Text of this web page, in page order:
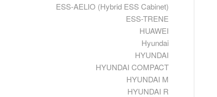
ESS-AELIO (Hybrid ESS Cabinet)
ESS-TRENE
HUAWEI
Hyundai
HYUNDAI
HYUNDAI COMPACT
HYUNDAI M
HYUNDAI R